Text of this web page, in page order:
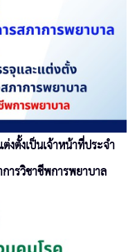
ตั้งเป็นเจ้าหน้าที่ประจำ
ารวิชาชีพการพยาบาล